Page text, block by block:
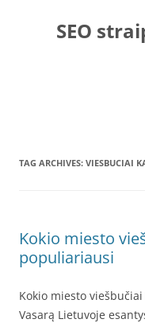
contentSEO
TAG ARCHIVES: VIESBUCIAI
Kokio miesto
populiariausi
Kokio miesto
Vasarą Lietuvoje